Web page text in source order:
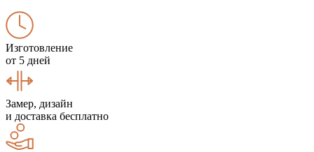
Изготовление
от 5 дней
Замер, дизайн
и доставка бесплатно